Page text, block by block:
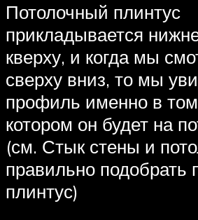
Потолочный плинтус
прикладывается
кверху, и когда мы
сверху вниз, то мы
профиль именно в том
котором он будет на
(см. Стык стены и
правильно подобрать
плинтус)